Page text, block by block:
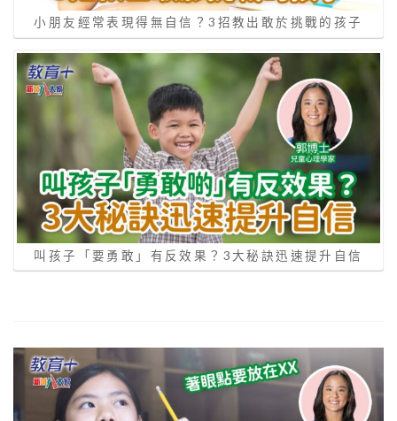
小朋友經常表現得無自信？3招教出敢於挑戰的孩子
叫孩子「要勇敢」有反效果？3大秘訣迅速提升自信